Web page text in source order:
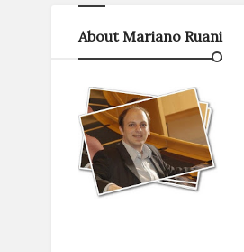
About Mariano Ruani